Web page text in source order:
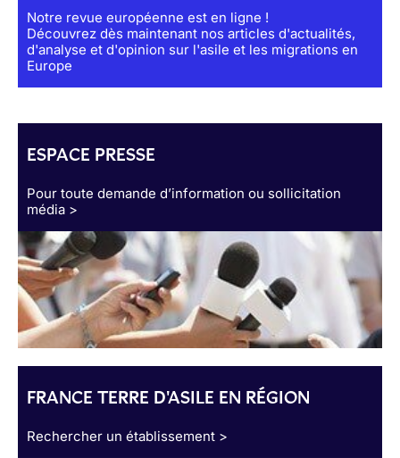
Notre revue européenne est en ligne !
Découvrez dès maintenant nos articles d'actualités,
d'analyse et d'opinion sur l'asile et les migrations en
Europe
ESPACE PRESSE
Pour toute demande d’information ou sollicitation
média >
FRANCE TERRE D'ASILE EN RÉGION
Rechercher un établissement >